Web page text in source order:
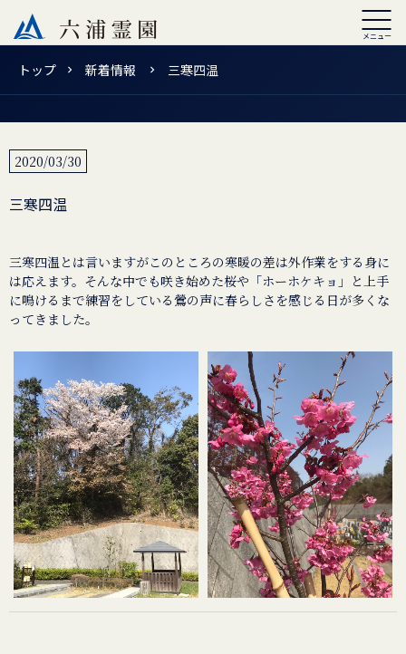
トップ 新着情報 三寒四温
2020/03/30
三寒四温
三寒四温とは言いますがこのところの寒暖の差は外作業をする身に
は応えます。そんな中でも咲き始めた桜や「ホーホケキョ」と上手
に鳴けるまで練習をしている鶯の声に春らしさを感じる日が多くな